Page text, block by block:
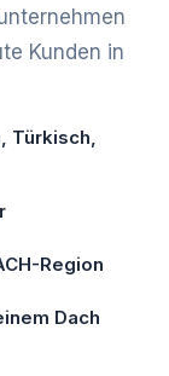
Kunden in
Türkisch,
Region
Dach